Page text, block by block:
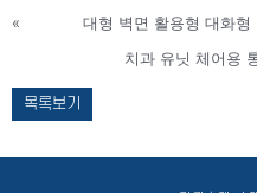
«
대형 벽면 활용형 대화형
치과 유닛 체어용
목록보기